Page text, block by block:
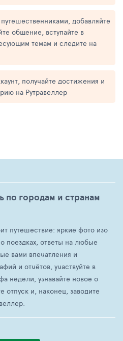
добавляйте
общение, вступайте в
темам и следите на
получайте достижения и
на Рутравеллер
по городам и странам
путешествие: яркие фото изо
поездках, ответы на любые
вами впечатления и
и отчётов, участвуйте в
недели, узнавайте новое о
отпуск и, наконец, заводите